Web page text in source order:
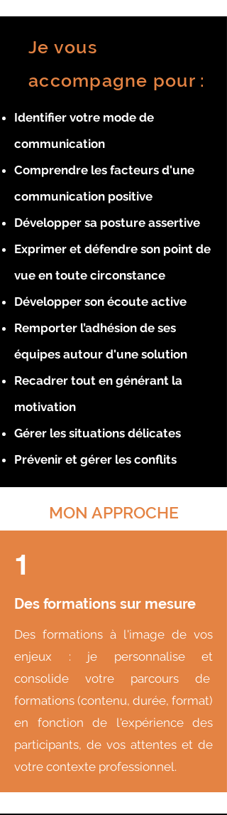
Je vous
accompagne pour :
Identifier votre mode de
communication
Comprendre les facteurs d'une
communication positive
Développer sa posture assertive
Exprimer et défendre son point de
vue en toute circonstance
Développer son écoute active
Remporter l’adhésion de ses
équipes autour d'une solution
Recadrer tout en générant la
motivation
Gérer les situations délicates
Prévenir et gérer les conflits
MON APPROCHE
1
Des formations sur mesure
Des formations à l'image de vos
enjeux : je personnalise et
consolide votre parcours de
formations (contenu, durée, format)
en fonction de l'expérience des
participants, de vos attentes et de
votre contexte professionnel.